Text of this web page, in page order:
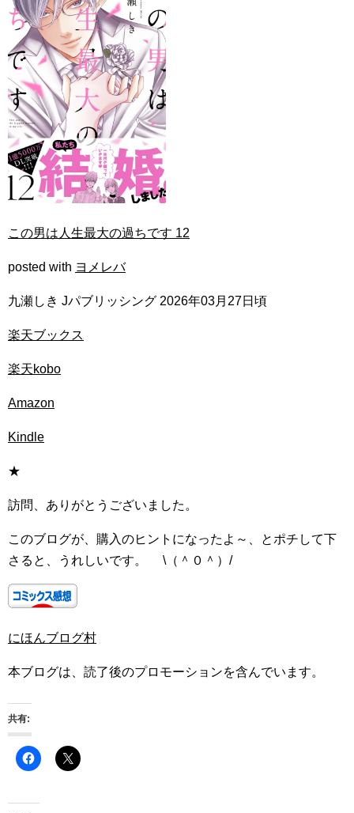
この男は人生最大の過ちです 12
posted with ヨメレバ
九瀬しき Jパブリッシング 2026年03月27日頃
楽天ブックス
楽天kobo
Amazon
Kindle
★
訪問、ありがとうございました。
このブログが、購入のヒントになったよ～、とポチして下
さると、うれしいです。 \（＾０＾）/
にほんブログ村
本ブログは、読了後のプロモーションを含んでいます。
共有: